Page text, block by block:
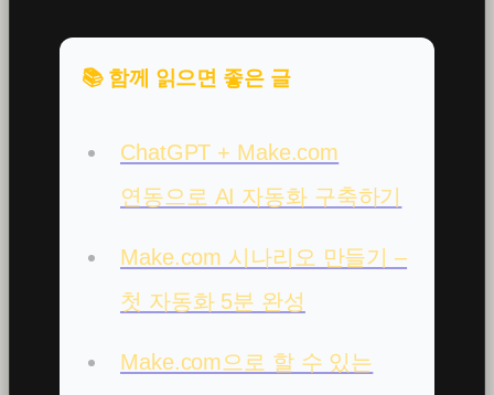
📚 함께 읽으면 좋은 글
ChatGPT + Make.com
연동으로 AI 자동화 구축하기
Make.com 시나리오 만들기 –
첫 자동화 5분 완성
Make.com으로 할 수 있는